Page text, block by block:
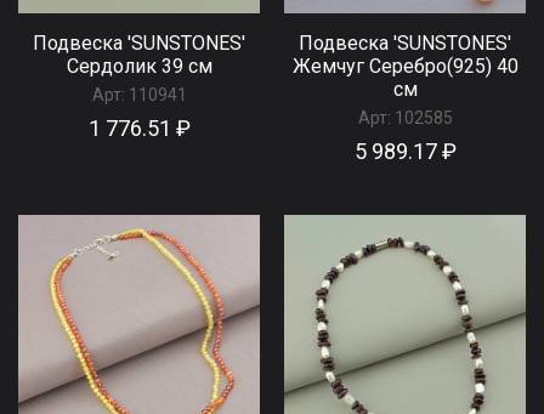
Подвеска 'SUNSTONES'
Сердолик 39 см
Арт: 110941
1 776.51 ₽
Подвеска 'SUNSTONES'
Жемчуг Серебро(925) 40
см
Арт: 102585
5 989.17 ₽